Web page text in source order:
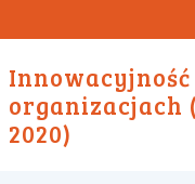
Main
navigation
Innowacyjność
organizacjach
2020)